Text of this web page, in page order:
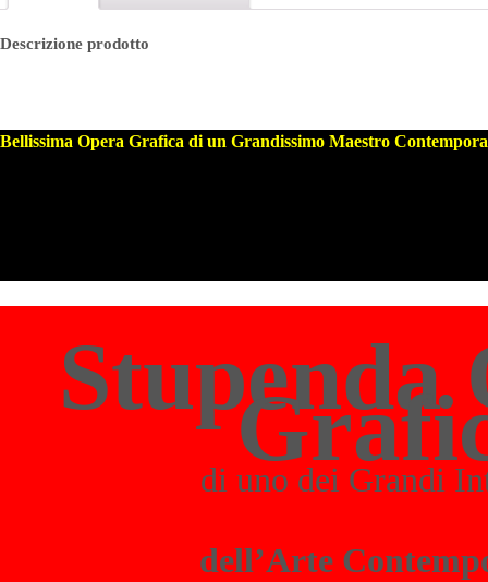
Descrizione prodotto
Bellissima Opera Grafica di un Grandissimo Maestro
Stupenda
di uno dei Grandi
dell’Arte